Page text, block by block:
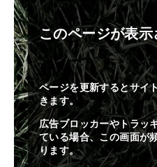
このページが表
ページを更新するとサイ
きます。
広告ブロッカーやトラッ
ている場合、この画面が
ります。